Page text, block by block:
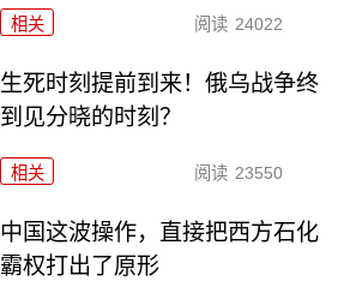
相关 阅读 24022
生死时刻提前到来！俄乌战争终
到见分晓的时刻？
相关 阅读 23550
中国这波操作，直接把西方石化
霸权打出了原形